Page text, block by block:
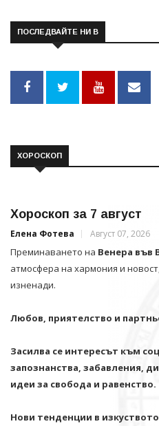
ПОСЛЕДВАЙТЕ НИ В
ХОРОСКОП
Хороскоп за 7 август
Елена Фотева Август 07, 2026
Преминаването на Венера във
атмосфера на хармония и
изненади.
Любов, приятелство и
Засилва се интересът към
запознанства, забавления,
идеи за свобода и равенство.
Нови тенденции в